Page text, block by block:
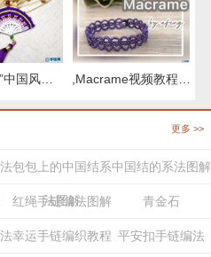
“手工编绳”中国风桃花扇挂件编织教程视频（上集）
更多 >>
包包上的中国结系
法图解
中国结的系法图解
红绳手链编法图解 青金石
幸运手链编织教程 平安扣手链编法